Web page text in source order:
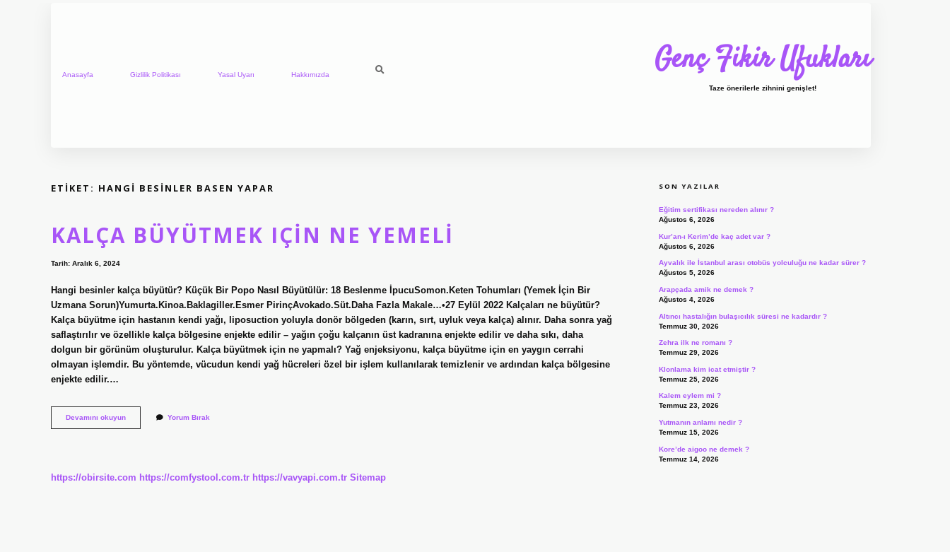
Anasayfa Gizlilik Politikası Yasal Uyarı Hakkımızda Genç Fikir Ufukları
Taze önerilerle zihnini genişlet!
ETIKET: HANGI BESINLER BASEN YAPAR
KALÇA BÜYÜTMEK IÇIN NE YEMELI
Tarih: Aralık 6, 2024
Hangi besinler kalça büyütür? Küçük Bir Popo Nasıl Büyütülür: 18 Beslenme İpucuSomon.Keten Tohumları (Yemek İçin Bir
Uzmana Sorun)Yumurta.Kinoa.Baklagiller.Esmer PirinçAvokado.Süt.Daha Fazla Makale…•27 Eylül 2022 Kalçaları ne büyütür?
Kalça büyütme için hastanın kendi yağı, liposuction yoluyla donör bölgeden (karın, sırt, uyluk veya kalça) alınır. Daha sonra yağ
saflaştırılır ve özellikle kalça bölgesine enjekte edilir – yağın çoğu kalçanın üst kadranına enjekte edilir ve daha sıkı, daha
dolgun bir görünüm oluşturulur. Kalça büyütmek için ne yapmalı? Yağ enjeksiyonu, kalça büyütme için en yaygın cerrahi
olmayan işlemdir. Bu yöntemde, vücudun kendi yağ hücreleri özel bir işlem kullanılarak temizlenir ve ardından kalça bölgesine
enjekte edilir.…
Devamını okuyunKalça
Büyütmek
Yorum Bırak
https://obirsite.com https://comfystool.com.tr https://vavyapi.com.tr Sitemap
SON YAZILAR
Eğitim sertifikası nereden alınır ?
Ağustos 6, 2026
Kur’an-ı Kerim’de kaç adet var ?
Ağustos 6, 2026
Ayvalık ile İstanbul arası otobüs yolculuğu ne kadar sürer ?
Ağustos 5, 2026
Arapçada amik ne demek ?
Ağustos 4, 2026
Altıncı hastalığın bulaşıcılık süresi ne kadardır ?
Temmuz 30, 2026
Zehra ilk ne romanı ?
Temmuz 29, 2026
Klonlama kim icat etmiştir ?
Temmuz 25, 2026
Kalem eylem mi ?
Temmuz 23, 2026
Yutmanın anlamı nedir ?
Temmuz 15, 2026
Kore’de aigoo ne demek ?
Temmuz 14, 2026